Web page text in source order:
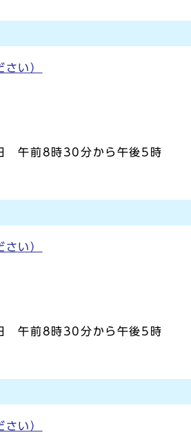
い）
午前8時30分から午後5時
い）
午前8時30分から午後5時
い）